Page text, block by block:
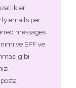
emails per
messages
ve SPF ve
gibi